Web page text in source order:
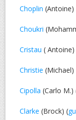
Choplin (Antoine)
Choukri
Cristau (
Christie (Michael)
Cipolla (Carlo M.)
Clarke (Brock) (